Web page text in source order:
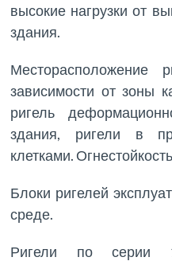
высокие нагрузки от
здания.
Месторасположение
зависимости от зоны
ригель
здания, ригели в
клетками.
Блоки ригелей
среде.
Ригели по серии